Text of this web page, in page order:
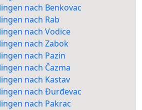
nach Benkovac
nach Rab
nach Vodice
nach Zabok
nach Pazin
nach Čazma
nach Kastav
nach Đurđevac
nach Pakrac